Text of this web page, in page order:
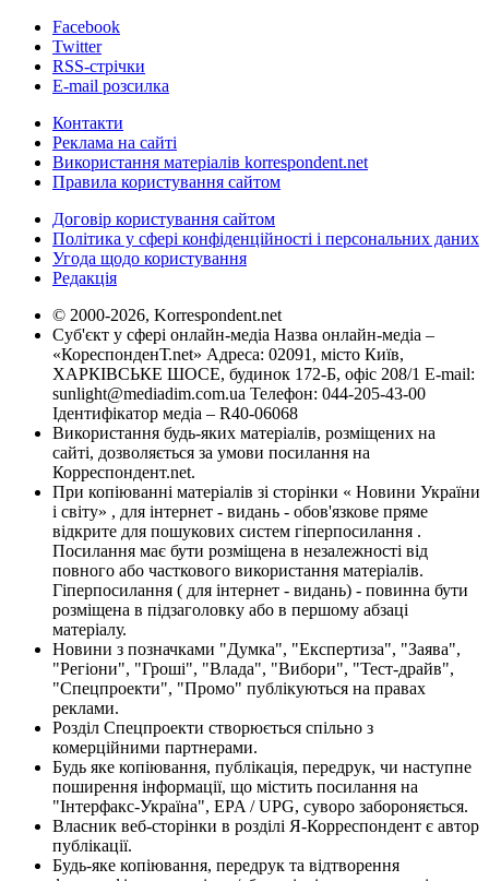
Facebook
Twitter
RSS-стрічки
E-mail розсилка
Контакти
Реклама на сайті
Використання матеріалів korrespondent.net
Правила користування сайтом
Договір користування сайтом
Політика у сфері конфіденційності і персональних даних
Угода щодо користування
Редакція
© 2000-2026, Korrespondent.net
Суб'єкт у сфері онлайн-медіа Назва онлайн-медіа –
«КореспонденТ.net» Адреса: 02091, місто Київ,
ХАРКІВСЬКЕ ШОСЕ, будинок 172-Б, офіс 208/1 E-mail:
sunlight@mediadim.com.ua Телефон: 044-205-43-00
Ідентифікатор медіа – R40-06068
Використання будь-яких матеріалів, розміщених на
сайті, дозволяється за умови посилання на
Корреспондент.net.
При копіюванні матеріалів зі сторінки « Новини України
і світу» , для інтернет - видань - обов'язкове пряме
відкрите для пошукових систем гіперпосилання .
Посилання має бути розміщена в незалежності від
повного або часткового використання матеріалів.
Гіперпосилання ( для інтернет - видань) - повинна бути
розміщена в підзаголовку або в першому абзаці
матеріалу.
Новини з позначками "Думка", "Експертиза", "Заява",
"Регіони", "Гроші", "Влада", "Вибори", "Тест-драйв",
"Спецпроекти", "Промо" публікуються на правах
реклами.
Розділ Спецпроекти створюється спільно з
комерційними партнерами.
Будь яке копіювання, публікація, передрук, чи наступне
поширення інформації, що містить посилання на
"Інтерфакс-Україна", EPA / UPG, суворо забороняється.
Власник веб-сторінки в розділі Я-Корреспондент є автор
публікації.
Будь-яке копіювання, передрук та відтворення